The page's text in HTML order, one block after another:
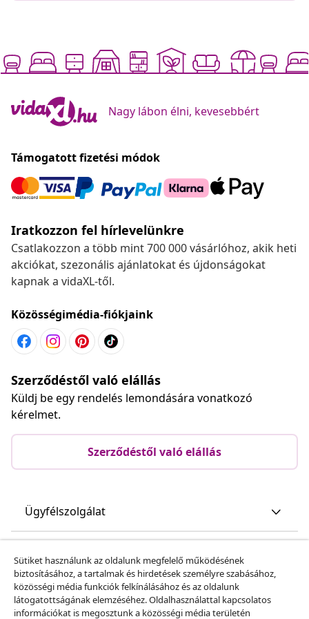
Nagy lábon élni, kevesebbért
Támogatott fizetési módok
Iratkozzon fel hírlevelünkre
Csatlakozzon a több mint 700 000 vásárlóhoz, akik heti
akciókat, szezonális ajánlatokat és újdonságokat
kapnak a vidaXL-től.
Közösségimédia-fiókjaink
Szerződéstől való elállás
Küldj be egy rendelés lemondására vonatkozó
kérelmet.
Szerződéstől való elállás
Ügyfélszolgálat
vidaXL
Sütiket használunk az oldalunk megfelelő működésének
biztosításához, a tartalmak és hirdetések személyre szabásához,
közösségi média funkciók felkínálásához és az oldalunk
látogatottságának elemzéséhez. Oldalhasználattal kapcsolatos
információkat is megosztunk a közösségi média területén